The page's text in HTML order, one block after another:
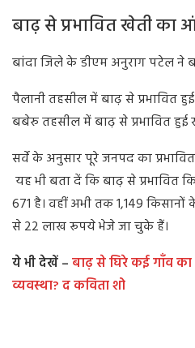
बाढ़ से प्रभावित खेती
बांदा जिले के डीएम अनुराग पटेल ने
पैलानी तहसील में बाढ़ से प्रभावित
बबेरु तहसील में बाढ़ से प्रभावित हुई
सर्वे के अनुसार पूरे जनपद का
यह भी बता दें कि बाढ़ से प्रभावित
671 है। वहीं अभी तक 1,149
से 22 लाख रूपये भेजे जा चुके हैं।
ये भी देखें –बाढ़ से घिरे कई गाँव
व्यवस्था? द कविता शो